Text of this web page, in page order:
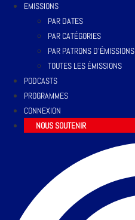
EMISSIONS
PAR DATES
PAR CATÉGORIES
PAR PATRONS D’ÉMISSIONS
TOUTES LES ÉMISSIONS
PODCASTS
PROGRAMMES
CONNEXION
NOUS SOUTENIR